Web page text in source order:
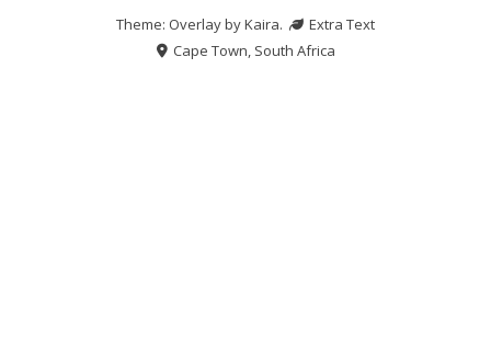
Theme: Overlay byKaira.
Extra Text
Cape Town, South Africa